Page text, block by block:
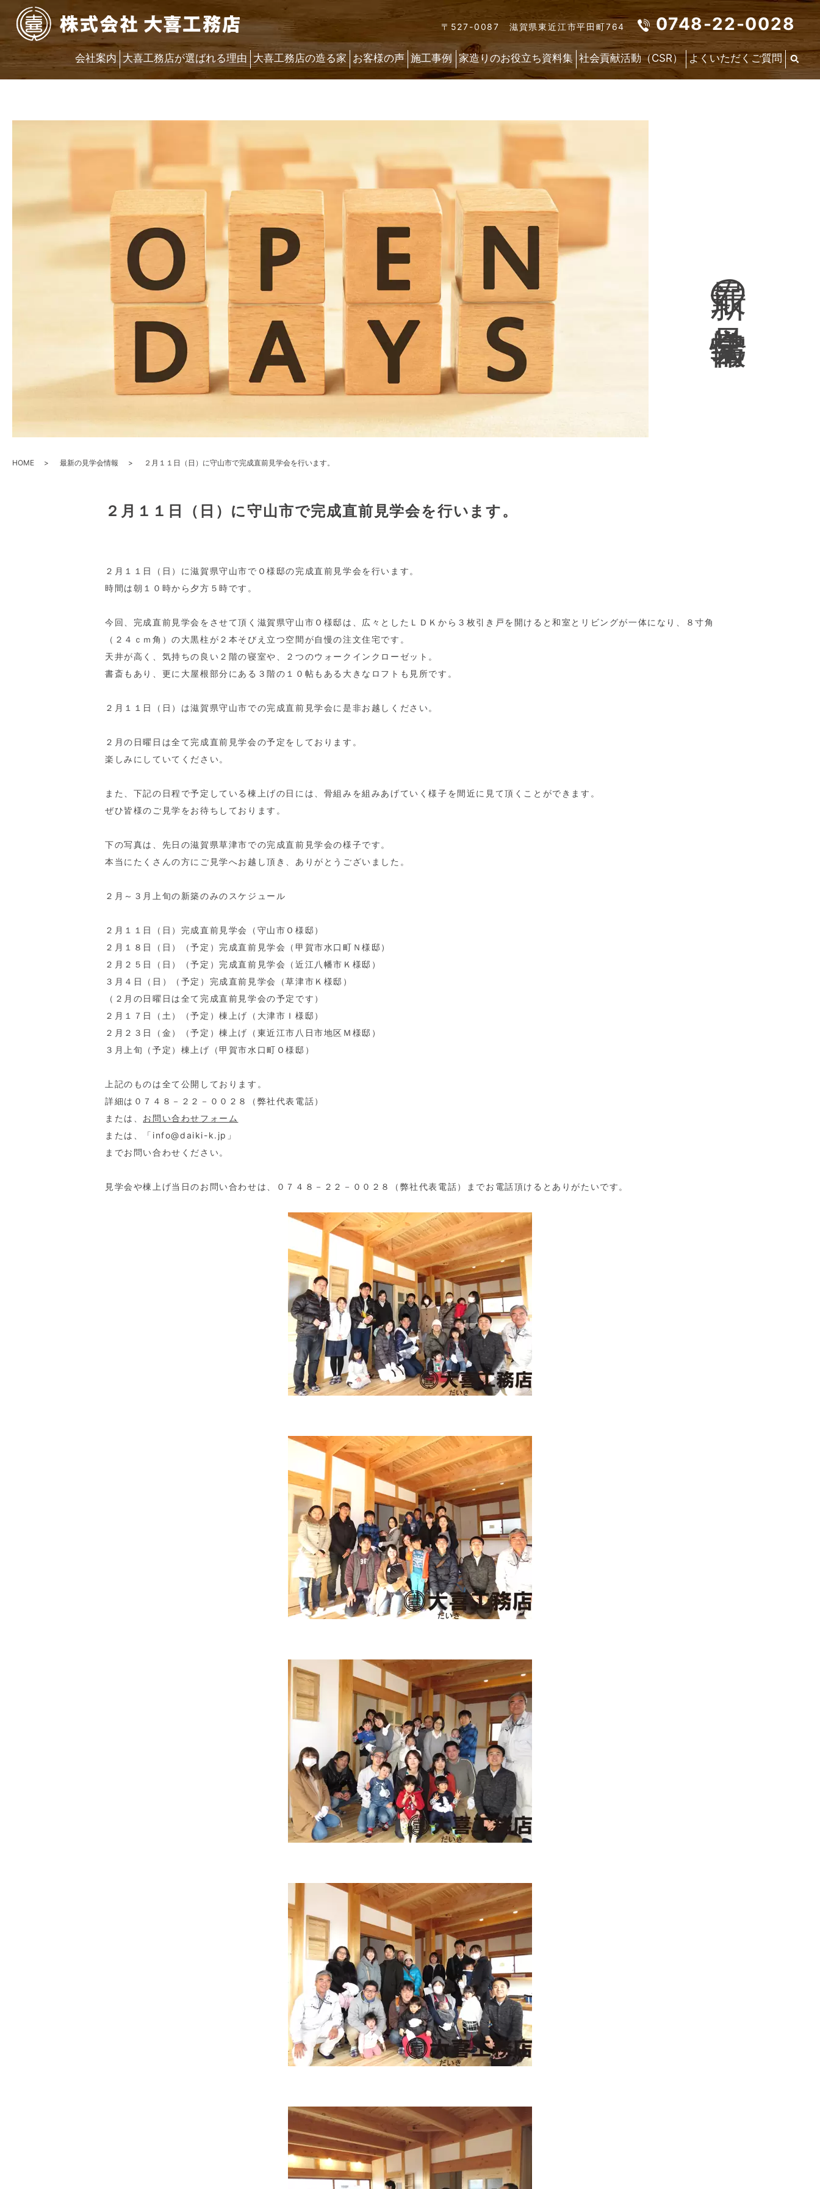
〒527-0087 滋賀県東近江市平田町764 0748-22-0028
会社案内 大喜工務店が選ばれる理由 大喜工務店の造る家 お客様の声 施工事例 家造りのお役立ち資料集 社会貢献活動（CSR） よくいただくご質問
の
HOME 最新の見学会情報 ２月１１日（日）に守山市で完成直前見学会を行います。
２月１１日（日）に守山市で完成直前見学会を行います。
２月１１日（日）に滋賀県守山市でＯ様邸の完成直前見学会を行います。
時間は朝１０時から夕方５時です。
今回、完成直前見学会をさせて頂く滋賀県守山市Ｏ様邸は、広々としたＬＤＫから３枚引き戸を開けると和室とリビングが一体になり、８寸角
（２４ｃｍ角）の大黒柱が２本そびえ立つ空間が自慢の注文住宅です。
天井が高く、気持ちの良い２階の寝室や、２つのウォークインクローゼット。
書斎もあり、更に大屋根部分にある３階の１０帖もある大きなロフトも見所です。
２月１１日（日）は滋賀県守山市での完成直前見学会に是非お越しください。
２月の日曜日は全て完成直前見学会の予定をしております。
楽しみにしていてください。
また、下記の日程で予定している棟上げの日には、骨組みを組みあげていく様子を間近に見て頂くことができます。
ぜひ皆様のご見学をお待ちしております。
下の写真は、先日の滋賀県草津市での完成直前見学会の様子です。
本当にたくさんの方にご見学へお越し頂き、ありがとうございました。
２月～３月上旬の新築のみのスケジュール
２月１１日（日）完成直前見学会（守山市Ｏ様邸）
２月１８日（日）（予定）完成直前見学会（甲賀市水口町Ｎ様邸）
２月２５日（日）（予定）完成直前見学会（近江八幡市Ｋ様邸）
３月４日（日）（予定）完成直前見学会（草津市Ｋ様邸）
（２月の日曜日は全て完成直前見学会の予定です）
２月１７日（土）（予定）棟上げ（大津市Ｉ様邸）
２月２３日（金）（予定）棟上げ（東近江市八日市地区Ｍ様邸）
３月上旬（予定）棟上げ（甲賀市水口町Ｏ様邸）
上記のものは全て公開しております。
詳細は０７４８－２２－００２８（弊社代表電話）
または、 お問い合わせフォーム
または、「info@daiki-k.jp」
までお問い合わせください。
見学会や棟上げ当日のお問い合わせは、０７４８－２２－００２８（弊社代表電話）までお電話頂けるとありがたいです。